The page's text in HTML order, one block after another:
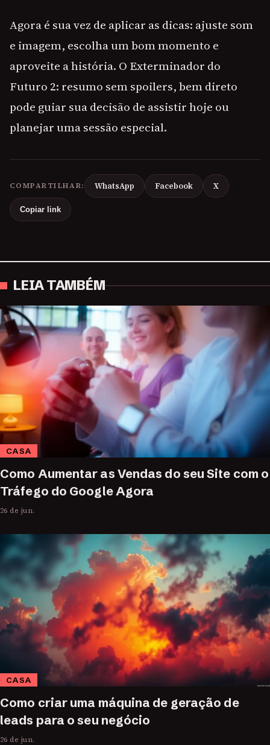
Agora é sua vez de aplicar as dicas: ajuste som
e imagem, escolha um bom momento e
aproveite a história. O Exterminador do
Futuro 2: resumo sem spoilers, bem direto
pode guiar sua decisão de assistir hoje ou
planejar uma sessão especial.
COMPARTILHAR: WhatsApp Facebook X
Copiar link
LEIA TAMBÉM
CASA
Como Aumentar as Vendas do seu Site com o
Tráfego do Google Agora
26 de jun.
CASA
Como criar uma máquina de geração de
leads para o seu negócio
26 de jun.